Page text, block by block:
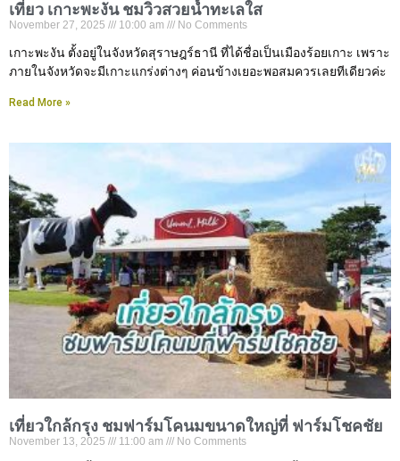
เที่ยว เกาะพะงัน ชมวิวสวยน้ำทะเลใส
November 27, 2025 10:00 am No Comments
เกาะพะงัน ตั้งอยู่ในจังหวัดสุราษฎร์ธานี ที่ได้ชื่อเป็นเมืองร้อยเกาะ เพราะ
ภายในจังหวัดจะมีเกาะแกร่งต่างๆ ค่อนข้างเยอะพอสมควรเลยทีเดียวค่ะ
Read More »
เที่ยวใกล้กรุง ชมฟาร์มโคนมขนาดใหญ่ที่ ฟาร์มโชคชัย
November 13, 2025 11:00 am No Comments